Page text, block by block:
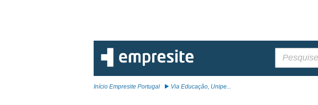
Início Empresite Portugal Via Educação, Unipe...